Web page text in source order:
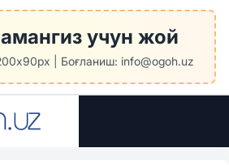
учун жой
| Боғланиш: info@ogoh.uz